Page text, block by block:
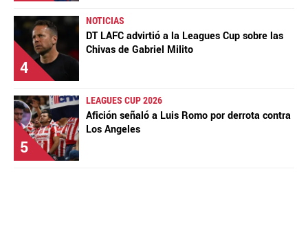
4
NOTICIAS
DT LAFC advirtió a la Leagues Cup sobre las
Chivas de Gabriel Milito
5
LEAGUES CUP 2026
Afición señaló a Luis Romo por derrota contra
Los Angeles